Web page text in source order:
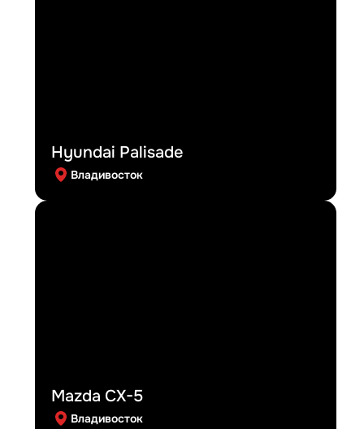
Hyundai Palisade
Владивосток
Mazda CX-5
Владивосток